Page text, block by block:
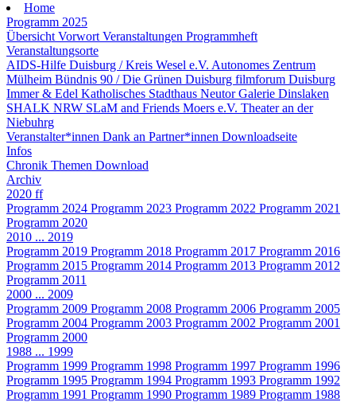
Home
Programm 2025
Übersicht Vorwort Veranstaltungen Programmheft
Veranstaltungsorte
AIDS-Hilfe Duisburg / Kreis Wesel e.V. Autonomes Zentrum
Mülheim Bündnis 90 / Die Grünen Duisburg filmforum Duisburg
Immer & Edel Katholisches Stadthaus Neutor Galerie Dinslaken
SHALK NRW SLaM and Friends Moers e.V. Theater an der
Niebuhrg
Veranstalter*innen Dank an Partner*innen Downloadseite
Infos
Chronik Themen Download
Archiv
2020 ff
Programm 2024 Programm 2023 Programm 2022 Programm 2021
Programm 2020
2010 ... 2019
Programm 2019 Programm 2018 Programm 2017 Programm 2016
Programm 2015 Programm 2014 Programm 2013 Programm 2012
Programm 2011
2000 ... 2009
Programm 2009 Programm 2008 Programm 2006 Programm 2005
Programm 2004 Programm 2003 Programm 2002 Programm 2001
Programm 2000
1988 ... 1999
Programm 1999 Programm 1998 Programm 1997 Programm 1996
Programm 1995 Programm 1994 Programm 1993 Programm 1992
Programm 1991 Programm 1990 Programm 1989 Programm 1988